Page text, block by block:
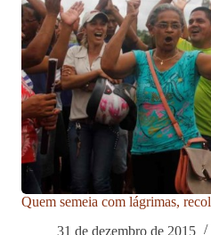
Quem semeia com lágrimas,
31 de dezembro de 2015